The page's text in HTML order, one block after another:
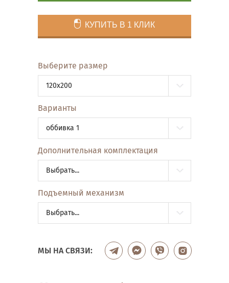
КУПИТЬ В 1 КЛИК
Выберите размер
120x200
Варианты
оббивка 1
Дополнительная комплектация
Выбрать...
Подъемный механизм
Выбрать...
МЫ НА СВЯЗИ: